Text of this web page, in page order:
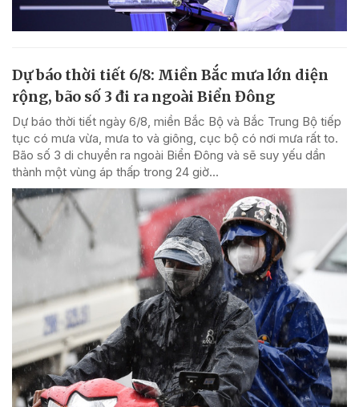
Dự báo thời tiết 6/8: Miền Bắc mưa lớn diện
rộng, bão số 3 đi ra ngoài Biển Đông
Dự báo thời tiết ngày 6/8, miền Bắc Bộ và Bắc Trung Bộ tiếp
tục có mưa vừa, mưa to và giông, cục bộ có nơi mưa rất to.
Bão số 3 di chuyển ra ngoài Biển Đông và sẽ suy yếu dần
thành một vùng áp thấp trong 24 giờ...